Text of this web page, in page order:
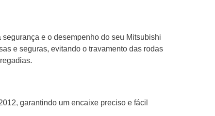
e o desempenho do seu Mitsubishi
e seguras, evitando o travamento das rodas
garantindo um encaixe preciso e fácil